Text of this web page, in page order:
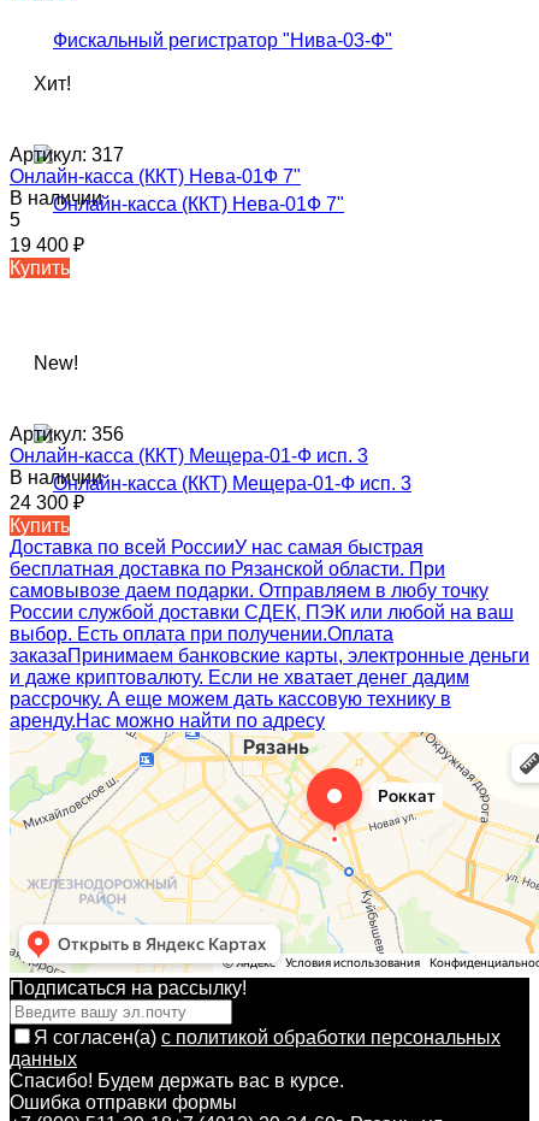
Хит!
Артикул: 317
Онлайн-касса (ККТ) Нева-01Ф 7"
В наличии
5
19 400 ₽
Купить
New!
Артикул: 356
Онлайн-касса (ККТ) Мещера-01-Ф исп. 3
В наличии
24 300 ₽
Купить
Доставка по всей РоссииУ нас самая быстрая
бесплатная доставка по Рязанской области. При
самовывозе даем подарки. Отправляем в любу точку
России службой доставки СДЕК, ПЭК или любой на ваш
выбор. Есть оплата при получении.Оплата
заказаПринимаем банковские карты, электронные деньги
и даже криптовалюту. Если не хватает денег дадим
рассрочку. А еще можем дать кассовую технику в
аренду.Нас можно найти по адресу
Подписаться на рассылкy!
Я согласен(a) с политикой обработки персональных
данных
Спасибо! Будем держать вас в курсе.
Ошибка отправки формы